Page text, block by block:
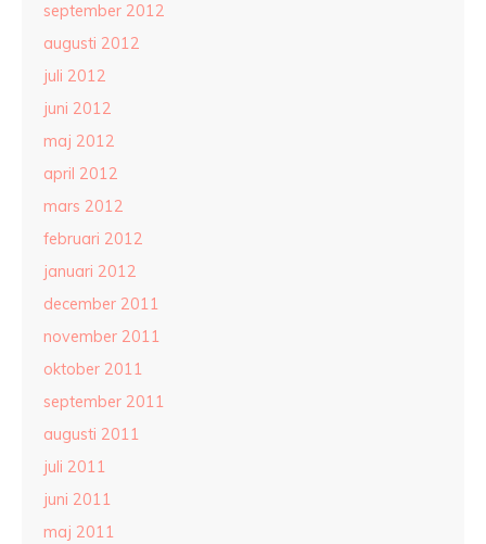
september 2012
augusti 2012
juli 2012
juni 2012
maj 2012
april 2012
mars 2012
februari 2012
januari 2012
december 2011
november 2011
oktober 2011
september 2011
augusti 2011
juli 2011
juni 2011
maj 2011